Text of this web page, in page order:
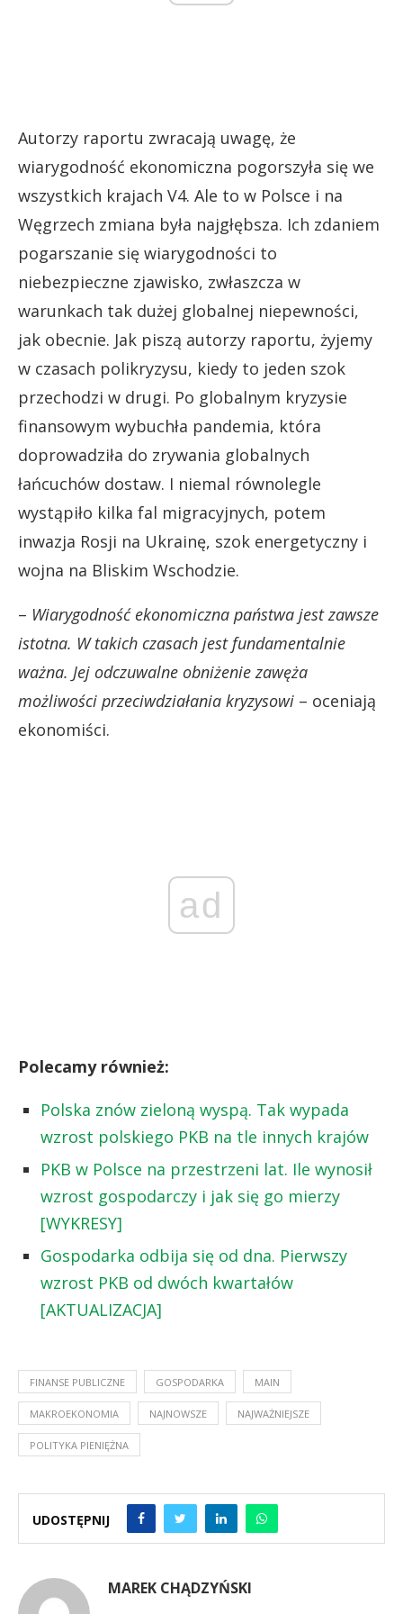
Autorzy raportu zwracają uwagę, że
wiarygodność ekonomiczna pogorszyła się we
wszystkich krajach V4. Ale to w Polsce i na
Węgrzech zmiana była najgłębsza. Ich zdaniem
pogarszanie się wiarygodności to
niebezpieczne zjawisko, zwłaszcza w
warunkach tak dużej globalnej niepewności,
jak obecnie. Jak piszą autorzy raportu, żyjemy
w czasach polikryzysu, kiedy to jeden szok
przechodzi w drugi. Po globalnym kryzysie
finansowym wybuchła pandemia, która
doprowadziła do zrywania globalnych
łańcuchów dostaw. I niemal równolegle
wystąpiło kilka fal migracyjnych, potem
inwazja Rosji na Ukrainę, szok energetyczny i
wojna na Bliskim Wschodzie.
– Wiarygodność ekonomiczna państwa jest zawsze
istotna. W takich czasach jest fundamentalnie
ważna. Jej odczuwalne obniżenie zawęża
możliwości przeciwdziałania kryzysowi – oceniają
ekonomiści.
ad
Polecamy również:
Polska znów zieloną wyspą. Tak wypada
wzrost polskiego PKB na tle innych krajów
PKB w Polsce na przestrzeni lat. Ile wynosił
wzrost gospodarczy i jak się go mierzy
[WYKRESY]
Gospodarka odbija się od dna. Pierwszy
wzrost PKB od dwóch kwartałów
[AKTUALIZACJA]
FINANSE PUBLICZNE GOSPODARKA MAIN
MAKROEKONOMIA NAJNOWSZE NAJWAŻNIEJSZE
POLITYKA PIENIĘŻNA
UDOSTĘPNIJ
MAREK CHĄDZYŃSKI